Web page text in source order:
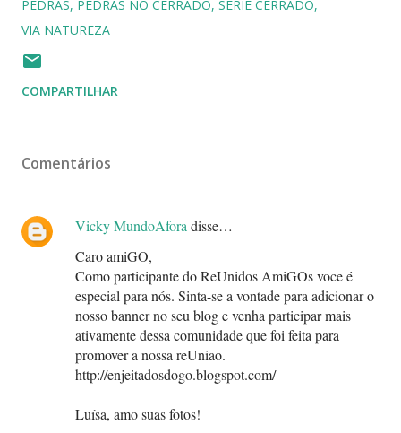
PEDRAS PEDRAS NO CERRADO SÉRIE CERRADO
VIA NATUREZA
COMPARTILHAR
Comentários
Vicky MundoAfora disse…
Caro amiGO,
Como participante do ReUnidos AmiGOs voce é
especial para nós. Sinta-se a vontade para adicionar o
nosso banner no seu blog e venha participar mais
ativamente dessa comunidade que foi feita para
promover a nossa reUniao.
http://enjeitadosdogo.blogspot.com/
Luísa, amo suas fotos!